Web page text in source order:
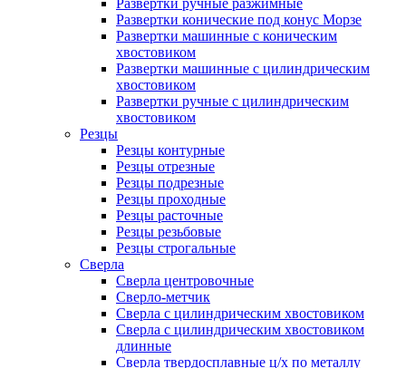
Развертки ручные разжимные
Развертки конические под конус Морзе
Развертки машинные с коническим
хвостовиком
Развертки машинные с цилиндрическим
хвостовиком
Развертки ручные с цилиндрическим
хвостовиком
Резцы
Резцы контурные
Резцы отрезные
Резцы подрезные
Резцы проходные
Резцы расточные
Резцы резьбовые
Резцы строгальные
Сверла
Сверла центровочные
Сверло-метчик
Сверла с цилиндрическим хвостовиком
Сверла с цилиндрическим хвостовиком
длинные
Сверла твердосплавные ц/х по металлу